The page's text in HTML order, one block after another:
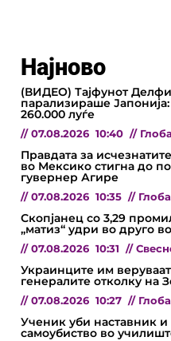
Најново
(ВИДЕО) Тајфунот
парализираше Јапонија:
260.000 луѓе
// 07.08.2026 10:40 //
Правдата за
во Мексико стигна до
гувернер Агире
// 07.08.2026 10:35 //
Скопјанец со 3,29
„матиз“ удри во друго
// 07.08.2026 10:31 //
Украинците им
генералите отколку на
// 07.08.2026 10:27 //
Ученик уби наставник
самоубиство во